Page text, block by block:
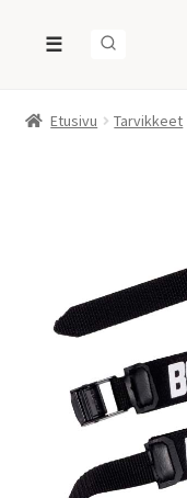
☰
Etusivu Tarvikkeet